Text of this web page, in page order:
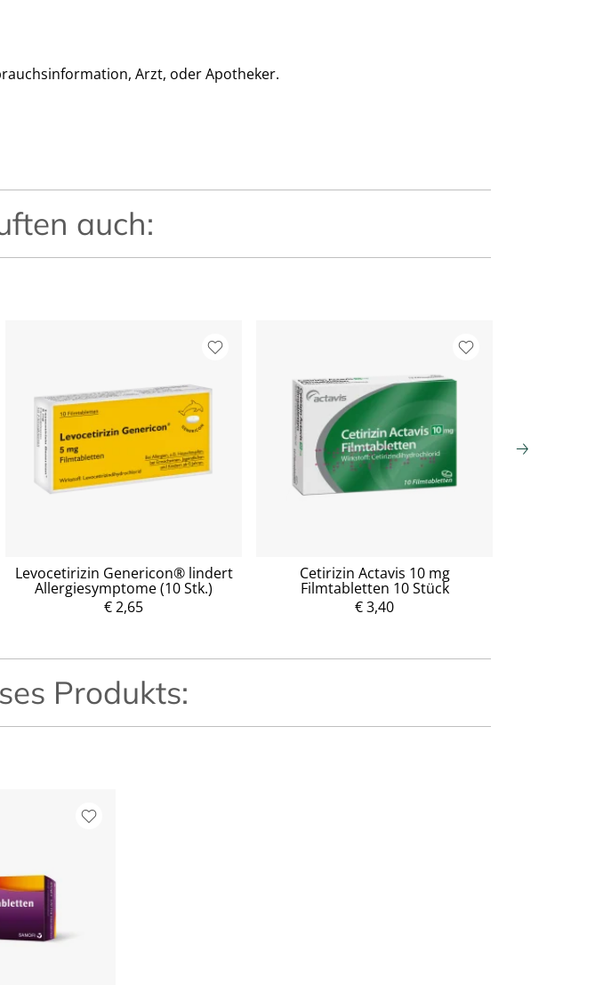
Arzt, oder Apotheker.
auch:
Levocetirizin Genericon® lindert
Allergiesymptome (10 Stk.)
€ 2,65
Cetirizin Actavis 10 mg
Filmtabletten 10 Stück
€ 3,40
P
r
e
P
s
Produkts: